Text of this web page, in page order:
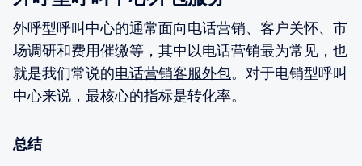
外呼型呼叫中心的通常面向电话营销、客户关怀、市
场调研和费用催缴等，其中以电话营销最为常见，也
就是我们常说的电话营销客服外包。对于电销型呼叫
中心来说，最核心的指标是转化率。
总结